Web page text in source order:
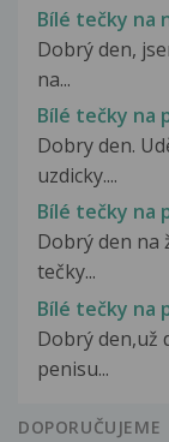
Bílé tečky na
Dobrý den,
na...
Bílé tečky na
Dobry den.
uzdicky....
Bílé tečky na
Dobrý den na
tečky...
Bílé tečky na
Dobrý den,už
penisu...
DOPORUČUJEME